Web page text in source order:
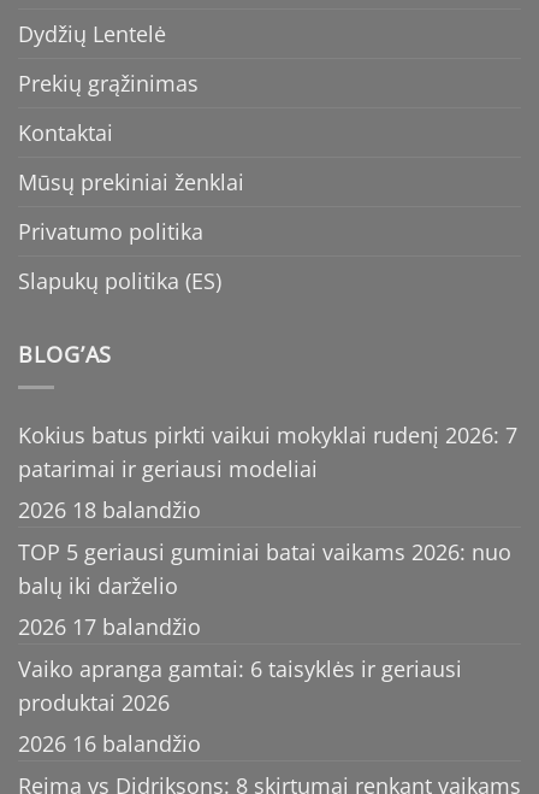
Dydžių Lentelė
Prekių grąžinimas
Kontaktai
Mūsų prekiniai ženklai
Privatumo politika
Slapukų politika (ES)
BLOG’AS
Kokius batus pirkti vaikui mokyklai rudenį 2026: 7
patarimai ir geriausi modeliai
2026 18 balandžio
TOP 5 geriausi guminiai batai vaikams 2026: nuo
balų iki darželio
2026 17 balandžio
Vaiko apranga gamtai: 6 taisyklės ir geriausi
produktai 2026
2026 16 balandžio
Reima vs Didriksons: 8 skirtumai renkant vaikams